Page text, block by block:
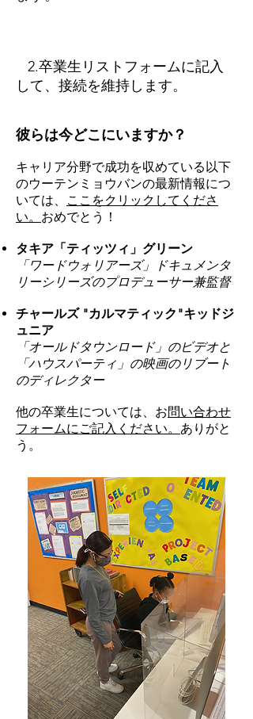
2.卒業生リストフォームに記入
して、接続を維持します。
彼らは今どこにいますか？
キャリア分野で成功を収めている以下
のウーテンミョウバンの最新情報につ
いては、
ここをクリックしてくださ
い。 おめでとう！
タキア「ティッツィ」グリーン
「ワードウォリアーズ」ドキュメンタ
リーシリーズのプロデューサー兼監督
チャールズ "カルマティック"キッドジ
ュニア
「オールドタウンロード」のビデオと
「ハウスパーティ」の映画のリブート
のディレクター
他の卒業生については、お問い合わせ
フォームにご記入ください。 ありがと
う。